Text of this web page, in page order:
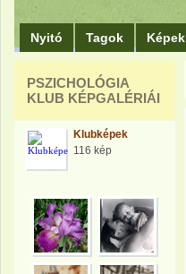
Nyitó Tagok Képek
PSZICHOLÓGIA
KLUB KÉPGALÉRIÁI
Klubképek
116 kép